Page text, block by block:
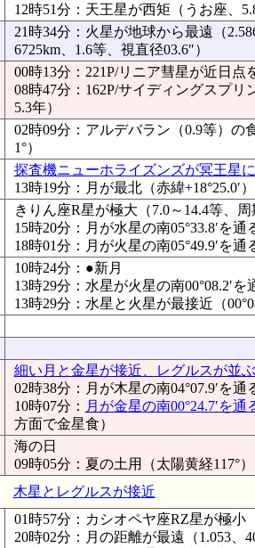
12時51分：天王星が西矩（うお座、
21時34分：火星が地球から最遠（
6725km、1.6等、視直径03.6″）
00時13分：221P/リニア彗星が近日点
08時47分：162P/サイディングスプ
5.3年）
02時09分：アルデバラン（0.9等）の
1°）
探査機ニューホライズンズが冥王星
13時19分：月が最北（赤緯+18°25.0′）
きりん座R星が極大（7.0～14.4等、周
15時20分：月が水星の南05°33.8′を通
18時01分：月が火星の南05°49.9′を通
10時24分：●新月
13時29分：水星が火星の南00°08.2′を
13時29分：水星と火星が最接近（
細い月と金星が接近、レグルスが並ぶ
02時38分：月が木星の南04°07.9′を通
10時07分： 月が金星の南00°24.7′を通
方面で金星食）
海の日
09時05分：夏の土用（太陽黄経117°）
木星とレグルスが接近
01時57分：カシオペヤ座RZ星が極小
20時02分：月の距離が最遠（1.053、